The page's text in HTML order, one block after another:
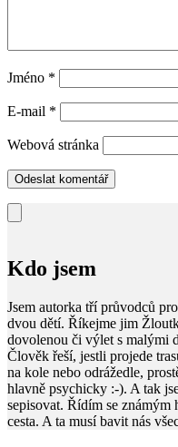
Jméno *
E-mail *
Webová stránka
Kdo jsem
Jsem autorka tří průvodců
dvou dětí. Říkejme jim
dovolenou či výlet s malými
Člověk řeší, jestli projede
na kole nebo odrážedle,
hlavně psychicky :-). A tak
sepisovat. Řídím se známým
cesta. A ta musí bavit nás